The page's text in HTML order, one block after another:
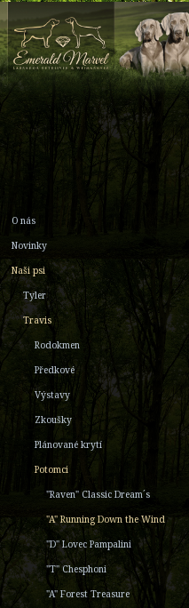
O nás
Novinky
Naši psi
Tyler
Travis
Rodokmen
Předkové
Výstavy
Zkoušky
Plánované krytí
Potomci
"Raven" Classic Dream´s
"A" Running Down the Wind
"D" Lovec Pampalini
"T" Chesphoni
"A" Forest Treasure